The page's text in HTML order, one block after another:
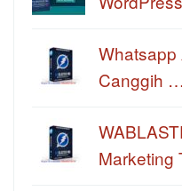
Whatsapp
Canggih …